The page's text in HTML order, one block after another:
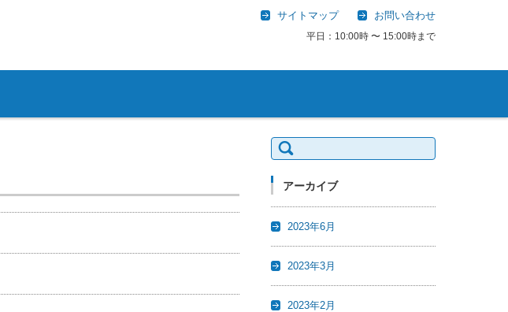
サイトマップ お問い合わせ
平日：10:00時 〜 15:00時まで
検
索:
アーカイブ
2023年6月
2023年3月
2023年2月